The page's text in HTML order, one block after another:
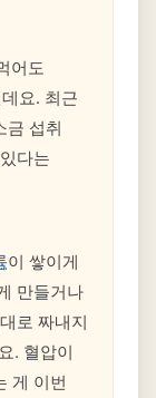
어도
요. 최근
금 섭취
다는
이 쌓이게
만들거나
로 짜내지
. 혈압이
게 이번